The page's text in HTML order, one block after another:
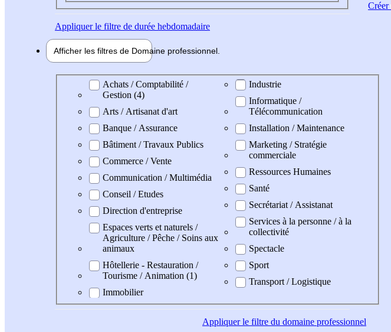
Appliquerle filtre de durée hebdomadaire
Afficher les filtres de Domaine professionnel
Domaine professionel
Achats / Comptabilité /
Gestion (4)
Arts / Artisanat d'art
Banque / Assurance
Bâtiment / Travaux Publics
Commerce / Vente
Communication / Multimédia
Conseil / Etudes
Direction d'entreprise
Espaces verts et naturels /
Agriculture / Pêche / Soins aux
animaux
Hôtellerie - Restauration /
Tourisme / Animation (1)
Immobilier
Industrie
Informatique /
Télécommunication
Installation / Maintenance
Marketing / Stratégie
commerciale
Ressources Humaines
Santé
Secrétariat / Assistanat
Services à la personne / à la
collectivité
Spectacle
Sport
Transport / Logistique
Appliquerle filtre du domaine professionnel
Créer